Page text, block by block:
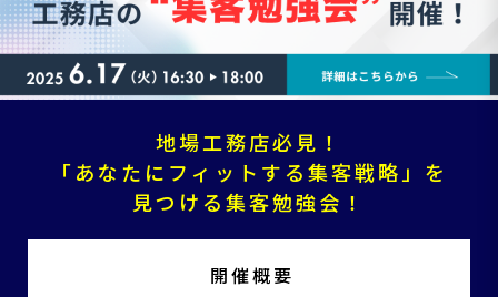
地場工務店必見！
「あなたにフィットする集客戦略」を
見つける集客勉強会！
開催概要